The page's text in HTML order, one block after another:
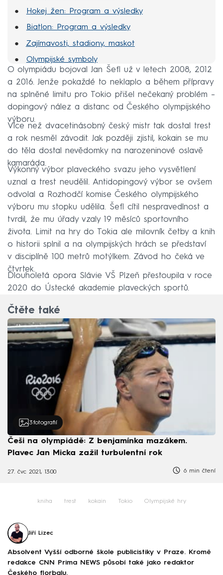
Hokej žen: Program a výsledky
Biatlon: Program a výsledky
Zajímavosti, stadiony, maskot
Olympijské symboly
MS hokej 2022
O olympiádu bojoval Jan Šefl už v letech 2008, 2012
a 2016. Jenže pokaždé to neklaplo a během přípravy
na splněné limitu pro Tokio přišel nečekaný problém –
dopingový nález a distanc od Českého olympijského
výboru.
Více než dvacetinásobný český mistr tak dostal trest
a rok nesměl závodit. Jak později zjistil, kokain se mu
do těla dostal nevědomky na narozeninové oslavě
kamaráda.
Výkonný výbor plaveckého svazu jeho vysvětlení
uznal a trest neudělil. Antidopingový výbor se ovšem
odvolal a Rozhodčí komise Českého olympijského
výboru mu stopku udělila. Šefl cítil nespravedlnost a
tvrdil, že mu úřady vzaly 19 měsíců sportovního
života. Limit na hry do Tokia ale milovník četby a knih
o historii splnil a na olympijských hrách se představí
v disciplíně 100 metrů motýlkem. Závod ho čeká ve
čtvrtek.
Dlouholetá opora Slávie VŠ Plzeň přestoupila v roce
2020 do Ústecké akademie plaveckých sportů.
Čtěte také
3 fotografií
Češi na olympiádě: Z benjamínka mazákem.
Plavec Jan Micka zažil turbulentní rok
27. čvc 2021, 13:00 6 min čtení
kniha trest kokain Tokio Olympijské hry
Jiří Lizec
Absolvent Vyšší odborné škole publicistiky v Praze. Kromě
redakce CNN Prima NEWS působí také jako redaktor
Českého florbalu.